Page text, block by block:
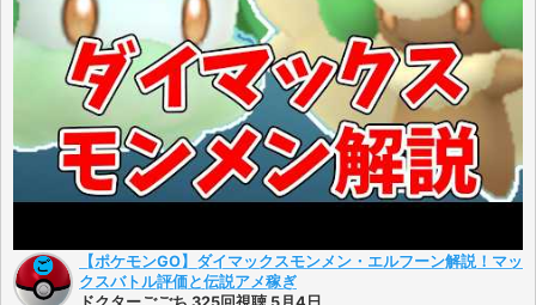
【ポケモンGO】ダイマックスモンメン・エルフーン解説！マッ
クスバトル評価と伝説アメ稼ぎ
ドクターごごち 325回視聴 5月4日